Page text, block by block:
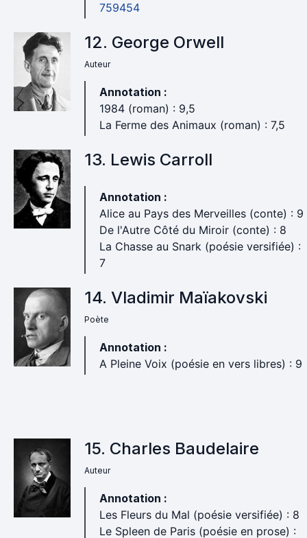
759454
12. George Orwell
Auteur
Annotation :
1984 (roman) : 9,5
La Ferme des Animaux (roman) : 7,5
13. Lewis Carroll
Annotation :
Alice au Pays des Merveilles (conte) : 9
De l'Autre Côté du Miroir (conte) : 8
La Chasse au Snark (poésie versifiée) :
7
14. Vladimir Maïakovski
Poète
Annotation :
A Pleine Voix (poésie en vers libres) : 9
15. Charles Baudelaire
Auteur
Annotation :
Les Fleurs du Mal (poésie versifiée) : 8
Le Spleen de Paris (poésie en prose) :